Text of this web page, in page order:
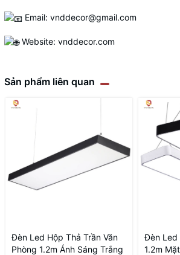
Email: vnddecor@gmail.com
Website: vnddecor.com
Sản phẩm liên quan
Đèn Led Hộp Thả Trần Văn
Phòng 1.2m Ánh Sáng Trắng
Đèn Led
1.2m